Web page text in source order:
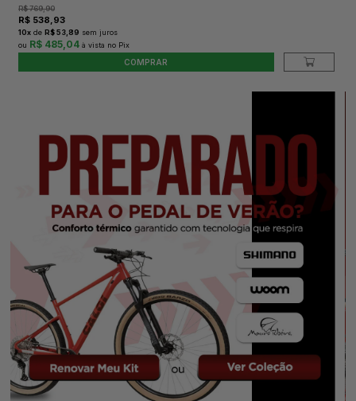
R$769,90
R$ 538,93
10x de R$ 53,89 sem juros
R$ 485,04
COMPRAR